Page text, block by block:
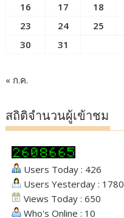
16
17 18
23
24 25
30
31
« ก.ค.
สถิติจำนวนผู้เข้าชม
Users Today : 426
Users Yesterday : 1780
Views Today : 650
Who's Online : 10